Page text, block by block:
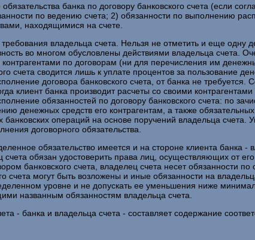
банка по договору банковского счета (если
по ведению счета; 2) обязанности по выполнению
находящимися на счете.
владельца счета. Нельзя не отметить и еще одну
во многом обусловлены действиями владельца счета.
по договорам (ни для перечисления им
счета сводится лишь к уплате процентов за пользование
договора банковского счета, от банка не
клиент банка производит расчеты со своими
обязанностей по договору банковского счета: по
денежных средств его контрагентам, а также
операций на основе поручений владельца счета.
договорного обязательства.
обязательство имеется и на стороне клиента банка
счета обязан удостоверить права лиц, осуществляющих от
банковского счета, владелец счета несет обязанности
могут быть возложены и иные обязанности на
уровне и не допускать ее уменьшения ниже
названным обязанностям владельца счета.
- банка и владельца счета - составляет содержание